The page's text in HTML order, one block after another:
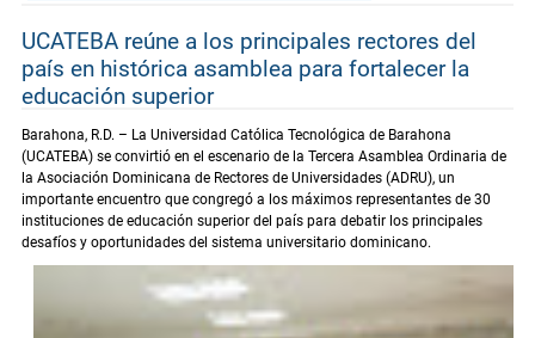
UCATEBA reúne a los principales rectores del
país en histórica asamblea para fortalecer la
educación superior
Barahona, R.D. – La Universidad Católica Tecnológica de Barahona
(UCATEBA) se convirtió en el escenario de la Tercera Asamblea Ordinaria de
la Asociación Dominicana de Rectores de Universidades (ADRU), un
importante encuentro que congregó a los máximos representantes de 30
instituciones de educación superior del país para debatir los principales
desafíos y oportunidades del sistema universitario dominicano.